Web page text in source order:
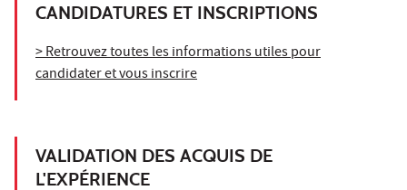
CANDIDATURES ET INSCRIPTIONS
> Retrouvez toutes les informations utiles pour
candidater et vous inscrire
VALIDATION DES ACQUIS DE
L'EXPÉRIENCE